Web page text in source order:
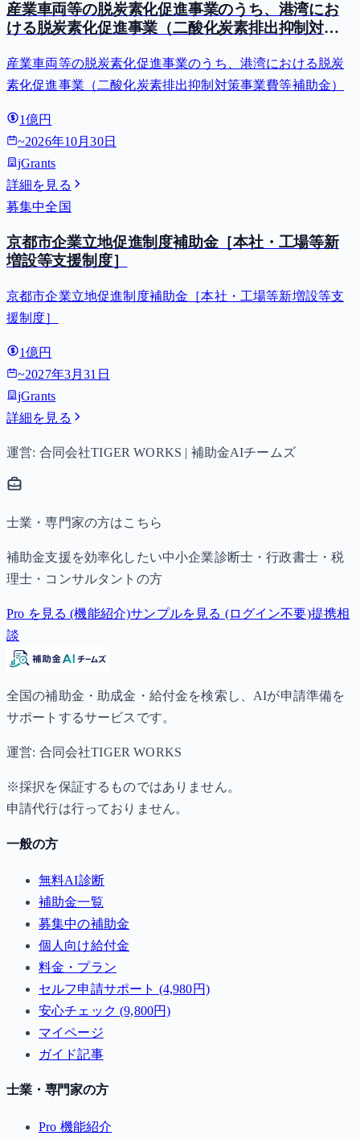
産業車両等の脱炭素化促進事業のうち、港湾にお
ける脱炭素化促進事業（二酸化炭素排出抑制対策
産業車両等の脱炭素化促進事業のうち、港湾における脱炭
素化促進事業（二酸化炭素排出抑制対策事業費等補助金）
1億円
~2026年10月30日
jGrants
詳細を見る
募集中全国
京都市企業立地促進制度補助金［本社・工場等新
増設等支援制度］
京都市企業立地促進制度補助金［本社・工場等新増設等支
援制度］
1億円
~2027年3月31日
jGrants
詳細を見る
運営: 合同会社TIGER WORKS | 補助金AIチームズ
士業・専門家の方はこちら
補助金支援を効率化したい中小企業診断士・行政書士・税
理士・コンサルタントの方
Pro を見る (機能紹介)サンプルを見る (ログイン不要)提携相
談
全国の補助金・助成金・給付金を検索し、AIが申請準備を
サポートするサービスです。
運営: 合同会社TIGER WORKS
※採択を保証するものではありません。
申請代行は行っておりません。
一般の方
無料AI診断
補助金一覧
募集中の補助金
個人向け給付金
料金・プラン
セルフ申請サポート (4,980円)
安心チェック (9,800円)
マイページ
ガイド記事
士業・専門家の方
Pro 機能紹介